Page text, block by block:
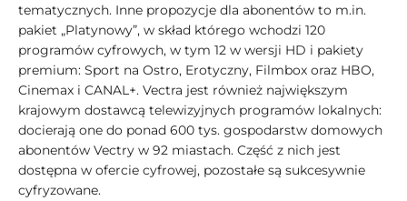
tematycznych. Inne propozycje dla abonentów to m.in.
pakiet „Platynowy”, w skład którego wchodzi 120
programów cyfrowych, w tym 12 w wersji HD i pakiety
premium: Sport na Ostro, Erotyczny, Filmbox oraz HBO,
Cinemax i CANAL+. Vectra jest również największym
krajowym dostawcą telewizyjnych programów lokalnych:
docierają one do ponad 600 tys. gospodarstw domowych
abonentów Vectry w 92 miastach. Część z nich jest
dostępna w ofercie cyfrowej, pozostałe są sukcesywnie
cyfryzowane.